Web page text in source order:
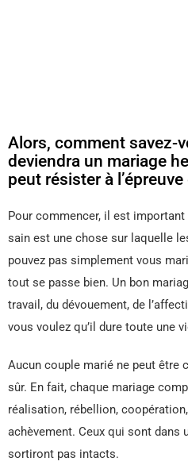
Alors, comment savez-
deviendra un mariage
peut résister à
Pour commencer, il est important
sain est une chose sur laquelle
pouvez pas simplement vous
tout se passe bien. Un bon
travail, du dévouement, de
vous voulez qu’il dure toute une
Aucun couple marié ne peut être
sûr. En fait, chaque mariage
réalisation, rébellion,
achèvement. Ceux qui sont dans
sortiront pas intacts.